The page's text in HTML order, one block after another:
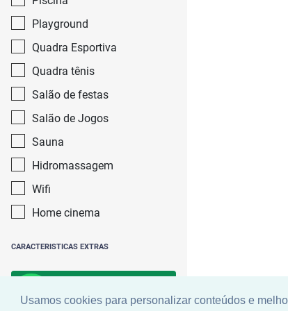
Usamos cookies para personalizar conteúdos e
Playground
Quadra Esportiva
Quadra tênis
Salão de festas
Salão de Jogos
Sauna
Hidromassagem
Wifi
Home cinema
CARACTERISTICAS EXTRAS